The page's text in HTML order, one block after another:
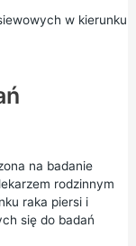
w kierunku
na badanie
rodzinnym
raka piersi i
się do badań